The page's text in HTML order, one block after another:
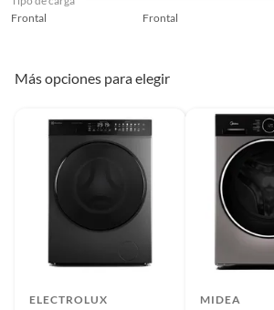
Frontal
Frontal
Más opciones para elegir
ELECTROLUX MIDEA